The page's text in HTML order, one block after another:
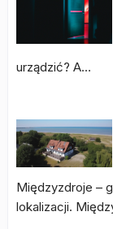
urządzić? A…
Międzyzdroje –
lokalizacji.